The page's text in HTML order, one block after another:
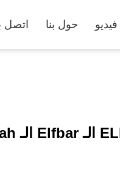
حول بنا اتصل